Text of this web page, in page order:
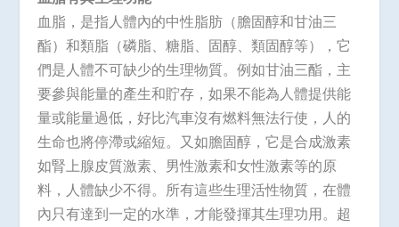
血脂，是指人體內的中性脂肪（膽固醇和甘油三
酯）和類脂（磷脂、糖脂、固醇、類固醇等），它
們是人體不可缺少的生理物質。例如甘油三酯，主
要參與能量的產生和貯存，如果不能為人體提供能
量或能量過低，好比汽車沒有燃料無法行使，人的
生命也將停滯或縮短。又如膽固醇，它是合成激素
如腎上腺皮質激素、男性激素和女性激素等的原
料，人體缺少不得。所有這些生理活性物質，在體
內只有達到一定的水準，才能發揮其生理功用。超